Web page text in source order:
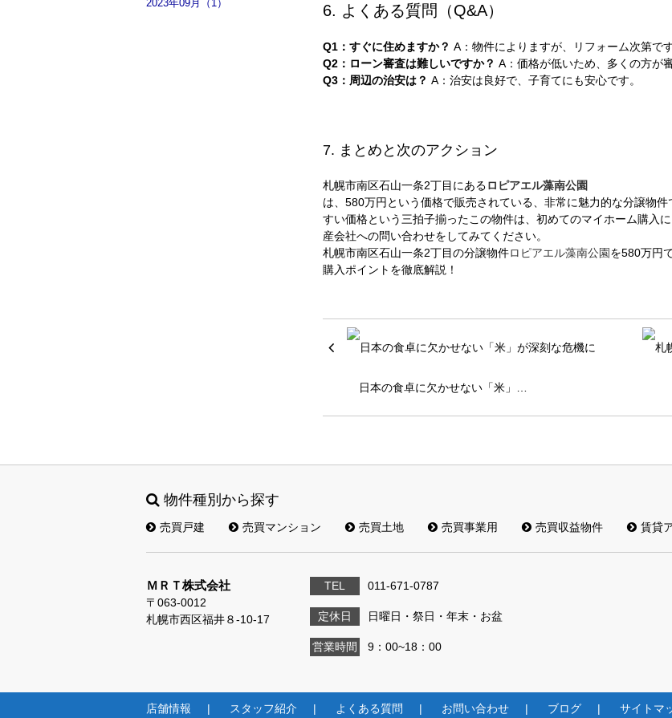
2023年09月（1） 6. よくある質問（Q&A）
Q1：すぐに住めますか？ A：物件によりますが、リフォーム次第で
Q2：ローン審査は難しいですか？ A：価格が低いため、多くの方が
Q3：周辺の治安は？ A：治安は良好で、子育てにも安心です。
7. まとめと次のアクション
札幌市南区石山一条2丁目にあるロピアエル藻南公園
は、580万円という価格で販売されている、非常に魅力的な分譲物
すい価格という三拍子揃ったこの物件は、初めてのマイホーム購入
産会社への問い合わせをしてみてください。
札幌市南区石山一条2丁目の分譲物件ロピアエル藻南公園を580万円
購入ポイントを徹底解説！
日本の食卓に欠かせない「米」…
物件種別から探す
売買戸建 売買マンション 売買土地 売買事業用 売買収益物件 賃貸
ＭＲＴ株式会社
〒063-0012
札幌市西区福井８‐10‐17
TEL 011-671-0787
定休日 日曜日・祭日・年末・お盆
営業時間 9：00~18：00
店舗情報 スタッフ紹介 よくある質問 お問い合わせ ブログ サイトマ